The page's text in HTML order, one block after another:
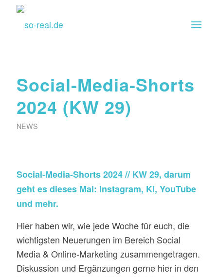
Social-Media-Shorts
2024 (KW 29)
NEWS
Social-Media-Shorts 2024 // KW 29, darum
geht es dieses Mal: Instagram, KI, YouTube
und mehr.
Hier haben wir, wie jede Woche für euch, die
wichtigsten Neuerungen im Bereich Social
Media & Online-Marketing zusammengetragen.
Diskussion und Ergänzungen gerne hier in den